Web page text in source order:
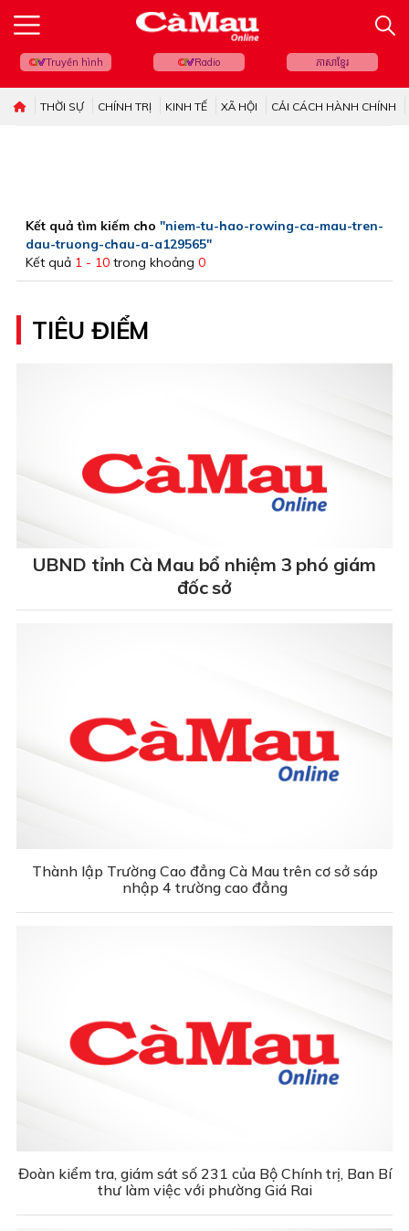
Truyền hình Radio ភាសាខ្មែរ
THỜI SỰ CHÍNH TRỊ KINH TẾ XÃ HỘI CẢI CÁCH HÀNH CHÍNH
Kết quả tìm kiếm cho "niem-tu-hao-rowing-ca-mau-tren-
dau-truong-chau-a-a129565"
Kết quả 1 - 10 trong khoảng 0
TIÊU ĐIỂM
UBND tỉnh Cà Mau bổ nhiệm 3 phó giám
đốc sở
Thành lập Trường Cao đẳng Cà Mau trên cơ sở sáp
nhập 4 trường cao đẳng
Đoàn kiểm tra, giám sát số 231 của Bộ Chính trị, Ban Bí
thư làm việc với phường Giá Rai